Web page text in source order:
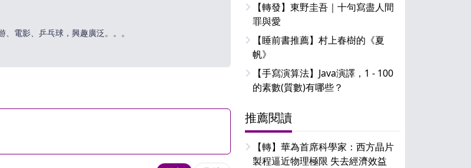
電影、乒乓球，興趣廣泛。。。
【轉發】東野圭吾｜十句寫盡人間
罪與愛
【睡前書推薦】村上春樹的《夏
帆》
【手寫演算法】Java演譯，1 - 100
的素數(質數)有哪些？
推薦閱讀
【轉】華為首席科學家：西方晶片
製程逼近物理極限 失去經濟效益